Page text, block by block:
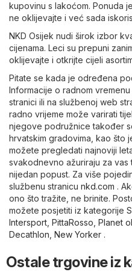
kupovinu s lakoćom. Ponuda
ne oklijevajte i već sada
NKD Osijek nudi širok izbor
cijenama. Leci su prepuni
oklijevajte i otkrijte cijeli
Pitate se kada je određena
Informacije o radnom
stranici ili na službenoj web
radno vrijeme može varirati
njegove podružnice također
hrvatskim gradovima, kao što
možete pregledati najnoviji
svakodnevno ažuriraju za
nijedan popust. Za više
službenu stranicu nkd.com .
ono što tražite, ne brinite.
možete posjetiti iz kategorije
Intersport PittaRosso Planet
Decathlon New Yorker .
Ostale trgovine iz